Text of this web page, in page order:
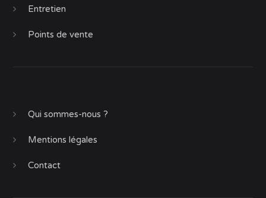
Entretien
Points de vente
Qui sommes-nous ?
Mentions légales
Contact